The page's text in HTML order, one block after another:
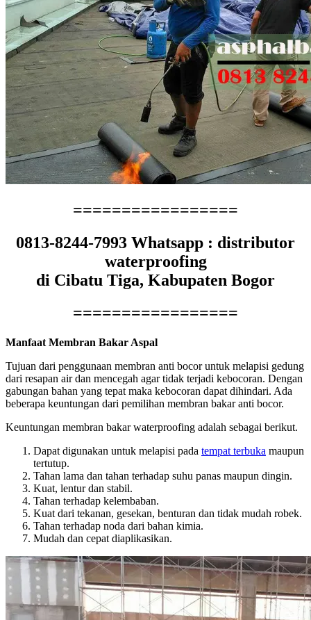
=================
0813-8244-7993 Whatsapp : distributor
waterproofing
di Cibatu Tiga, Kabupaten Bogor
=================
Manfaat Membran Bakar Aspal
Tujuan dari penggunaan membran anti bocor untuk melapisi gedung
dari resapan air dan mencegah agar tidak terjadi kebocoran. Dengan
gabungan bahan yang tepat maka kebocoran dapat dihindari. Ada
beberapa keuntungan dari pemilihan membran bakar anti bocor.
Keuntungan membran bakar waterproofing adalah sebagai berikut.
Dapat digunakan untuk melapisi pada tempat terbuka maupun
tertutup.
Tahan lama dan tahan terhadap suhu panas maupun dingin.
Kuat, lentur dan stabil.
Tahan terhadap kelembaban.
Kuat dari tekanan, gesekan, benturan dan tidak mudah robek.
Tahan terhadap noda dari bahan kimia.
Mudah dan cepat diaplikasikan.